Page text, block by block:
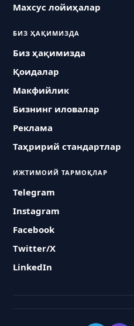
Махсус лойиҳалар
БИЗ ҲАҚИМИЗДА
Биз ҳақимизда
Қоидалар
Макфийлик
Бизнинг иловалар
Реклама
Таҳририй стандартлар
ИЖТИМОИЙ ТАРМОҚЛАР
Telegram
Instagram
Facebook
Twitter/X
LinkedIn